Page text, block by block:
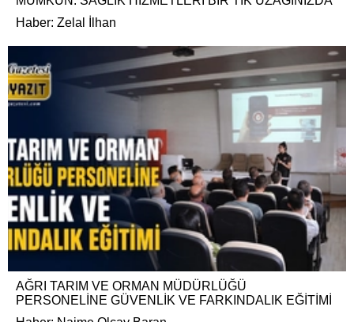
Haber: Zelal İlhan
AĞRI TARIM VE ORMAN MÜDÜRLÜĞÜ
PERSONELİNE GÜVENLİK VE FARKINDALIK EĞİTİMİ